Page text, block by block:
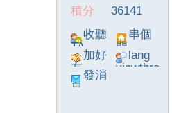
積分
36141
收聽
TA
串個
門
加好
友
lang
viewthre
發消
息